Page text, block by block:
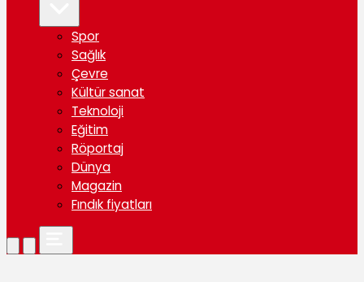
Spor
Sağlık
Çevre
Kültür sanat
Teknoloji
Eğitim
Röportaj
Dünya
Magazin
Fındık fiyatları